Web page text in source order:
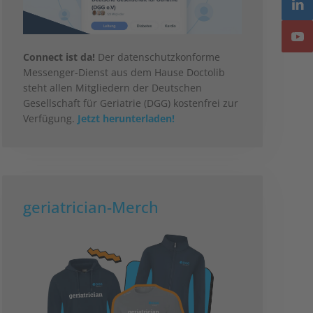
Connect ist da! Der datenschutzkonforme
Messenger-Dienst aus dem Hause Doctolib
steht allen Mitgliedern der Deutschen
Gesellschaft für Geriatrie (DGG) kostenfrei zur
Verfügung. Jetzt herunterladen!
geriatrician-Merch